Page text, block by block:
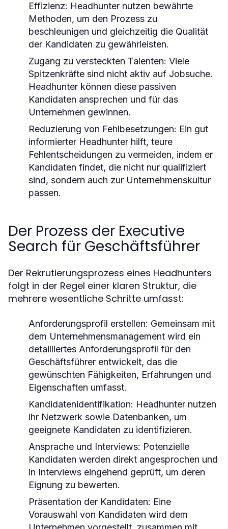
Effizienz: Headhunter nutzen bewährte
Methoden, um den Prozess zu
beschleunigen und gleichzeitig die Qualität
der Kandidaten zu gewährleisten.
Zugang zu versteckten Talenten: Viele
Spitzenkräfte sind nicht aktiv auf Jobsuche.
Headhunter können diese passiven
Kandidaten ansprechen und für das
Unternehmen gewinnen.
Reduzierung von Fehlbesetzungen: Ein gut
informierter Headhunter hilft, teure
Fehlentscheidungen zu vermeiden, indem er
Kandidaten findet, die nicht nur qualifiziert
sind, sondern auch zur Unternehmenskultur
passen.
Der Prozess der Executive
Search für Geschäftsführer
Der Rekrutierungsprozess eines Headhunters
folgt in der Regel einer klaren Struktur, die
mehrere wesentliche Schritte umfasst:
Anforderungsprofil erstellen: Gemeinsam mit
dem Unternehmensmanagement wird ein
detailliertes Anforderungsprofil für den
Geschäftsführer entwickelt, das die
gewünschten Fähigkeiten, Erfahrungen und
Eigenschaften umfasst.
Kandidatenidentifikation: Headhunter nutzen
ihr Netzwerk sowie Datenbanken, um
geeignete Kandidaten zu identifizieren.
Ansprache und Interviews: Potenzielle
Kandidaten werden direkt angesprochen und
in Interviews eingehend geprüft, um deren
Eignung zu bewerten.
Präsentation der Kandidaten: Eine
Vorauswahl von Kandidaten wird dem